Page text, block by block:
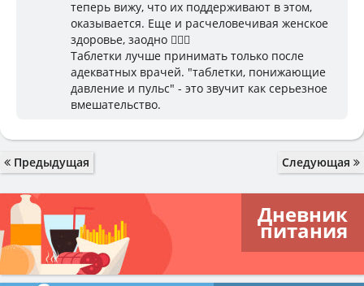
теперь вижу, что их поддерживают в этом,
оказывается. Еще и расчеловечивая женское
здоровье, заодно 🤦🏼‍♀️
Таблетки лучше принимать только после
адекватных врачей. "таблетки, понижающие
давление и пульс" - это звучит как серьезное
вмешательство.
Предыдущая Следующая
Дневник
питания